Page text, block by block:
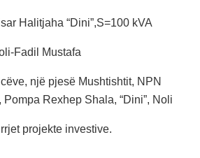
Halitjaha “Dini”,S=100 kVA
Fadil Mustafa
një pjesë Mushtishtit, NPN
Rexhep Shala, “Dini”, Noli
projekte investive.